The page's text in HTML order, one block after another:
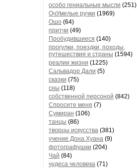
особо гениальные мысли (251)
ОчУмелые ручки (1969)
Ошо (64)
притчи (49)
Пробудившиеся (140)
прогулки, поездки, походы,
путешествия и страны (1594)
реалии жизни (1225)
Сальвадор Дали (5)
сказки (75)
сны (118)
собственной персоной (842)
Спросите меня (7)
Сумиран (106)
танцы (86)
творцы искусства (381)
учение Дона Хуана (9)
фотографушки (204)
Чай (84)
чудеса человека (71)